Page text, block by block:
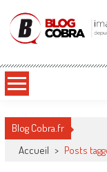
Blog Cobra
Blog Cobra.fr
Accueil > Posts